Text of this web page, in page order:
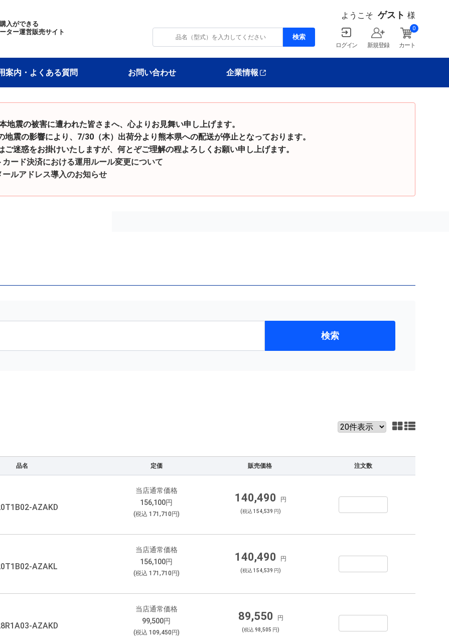
入ができる
ター運営販売サイト
ようこそ ゲスト 様
ログイン 新規登録 カート
0
案内・よくある質問 お問い合わせ 企業情報
地震の被害に遭われた皆さまへ、心よりお見舞い申し上げます。
響により、7/30（木）出荷分より熊本県への配送が停止となっております。
お掛けいたしますが、何とぞご理解の程よろしくお願い申し上げます。
カード決済における運用ルール変更について
ールアドレス導入のお知らせ
品名 定価 販売価格 注文数
AZAKD
当店通常価格
156,100円
(税込 171,710 円)
140,490 円
(税込 154,539 円)
AZAKL
当店通常価格
156,100円
(税込 171,710 円)
140,490 円
(税込 154,539 円)
AZAKD
当店通常価格
99,500円
(税込 109,450 円)
89,550 円
(税込 98,505 円)